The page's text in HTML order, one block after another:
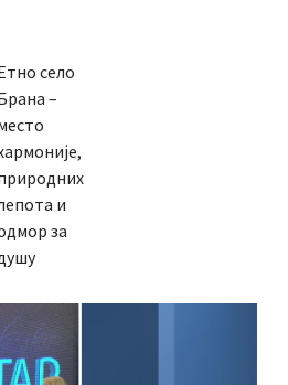
село
–
и
за